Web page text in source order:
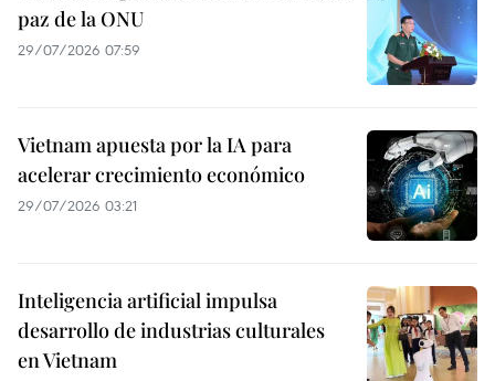
paz de la ONU
29/07/2026 07:59
Vietnam apuesta por la IA para
acelerar crecimiento económico
29/07/2026 03:21
Inteligencia artificial impulsa
desarrollo de industrias culturales
en Vietnam